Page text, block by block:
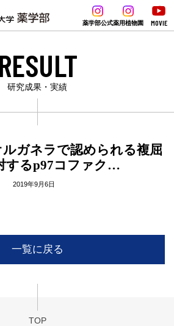
薬学部公式薬用植物園 MOVIE
RESULT
研究成果・実績
ガネラで認められる複屈
するp97コファク…
2019年9月6日
一覧に戻る
TOP